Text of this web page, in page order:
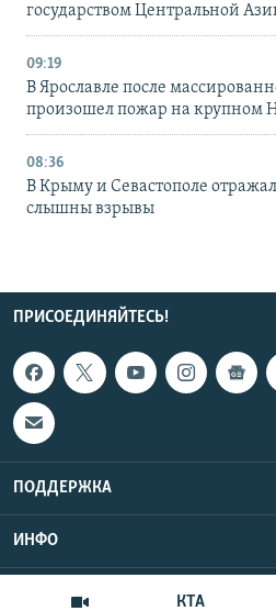
КТА
государством Центральной
09:19
В Ярославле после
произошел пожар на крупном
08:36
В Крыму и Севастополе
слышны взрывы
ПРИСОЕДИНЯЙТЕСЬ!
ПОДДЕРЖКА
ИНФО
Copyright Крым.Реалии,
UTC+3